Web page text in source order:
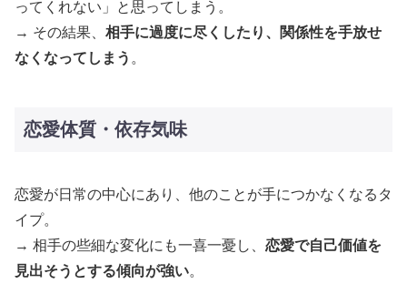
ってくれない」と思ってしまう。
→ その結果、 相手に過度に尽くしたり、関係性を手放せ
なくなってしまう ​​。
恋愛体質・依存気味
恋愛が日常の中心にあり、他のことが手につかなくなるタ
イプ。
→ 相手の些細な変化にも一喜一憂し、 恋愛で自己価値を
見出そうとする傾向が強い​​。